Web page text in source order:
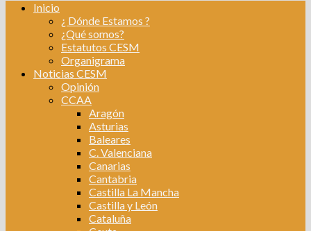
Inicio
¿ Dónde Estamos ?
¿Qué somos?
Estatutos CESM
Organigrama
Noticias CESM
Opinión
CCAA
Aragón
Asturias
Baleares
C. Valenciana
Canarias
Cantabria
Castilla La Mancha
Castilla y León
Cataluña